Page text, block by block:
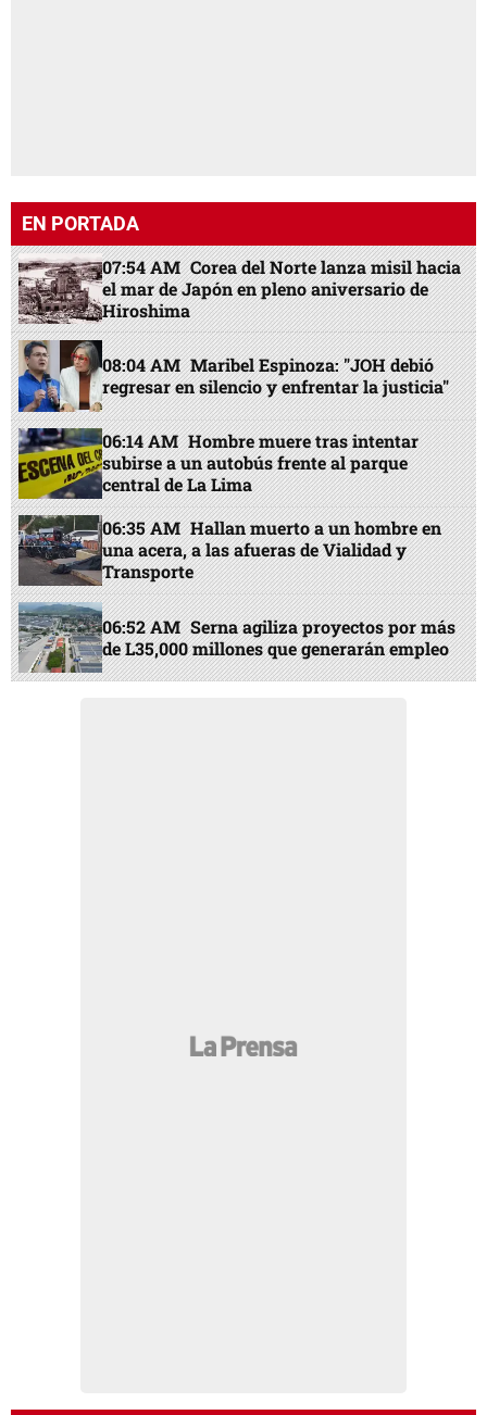
EN PORTADA
07:54 AM Corea del Norte lanza misil hacia
el mar de Japón en pleno aniversario de
Hiroshima
08:04 AM Maribel Espinoza: "JOH debió
regresar en silencio y enfrentar la justicia"
06:14 AM Hombre muere tras intentar
subirse a un autobús frente al parque
central de La Lima
06:35 AM Hallan muerto a un hombre en
una acera, a las afueras de Vialidad y
Transporte
06:52 AM Serna agiliza proyectos por más
de L35,000 millones que generarán empleo